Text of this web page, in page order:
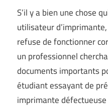
S’il y a bien une chose
utilisateur
refuse de fonctionner
un professionnel
documents importants
étudiant essayant de
imprimante